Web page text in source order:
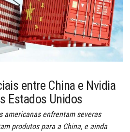
entre China e Nvidia
Estados Unidos
americanas enfrentam severas
produtos para a China, e ainda